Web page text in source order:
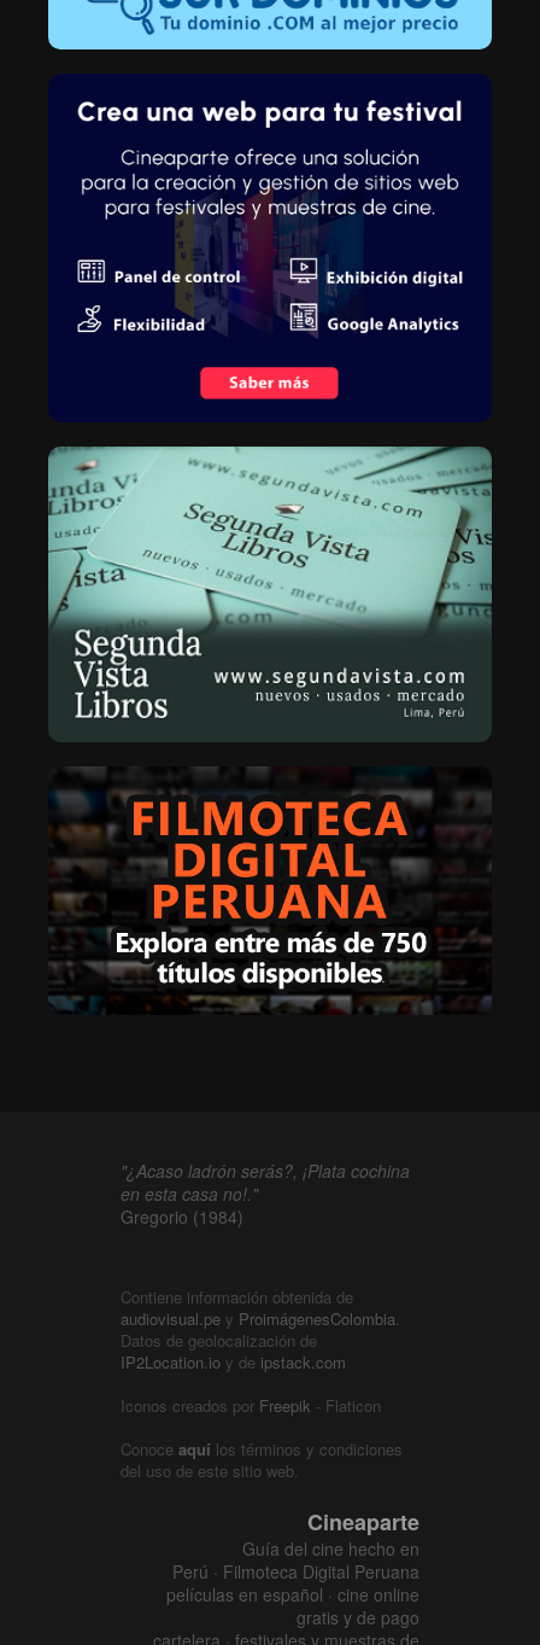
"¿Acaso ladrón serás?, ¡Plata cochina
en esta casa no!."
Gregorio (1984)
Contiene información obtenida de
audiovisual.pe y ProimágenesColombia.
Datos de geolocalización de
IP2Location.io y de ipstack.com
Iconos creados por Freepik - Flaticon
Conoce aquí los términos y condiciones
del uso de este sitio web.
Cineaparte
Guía del cine hecho en
Perú · Filmoteca Digital Peruana
películas en español · cine online
gratis y de pago